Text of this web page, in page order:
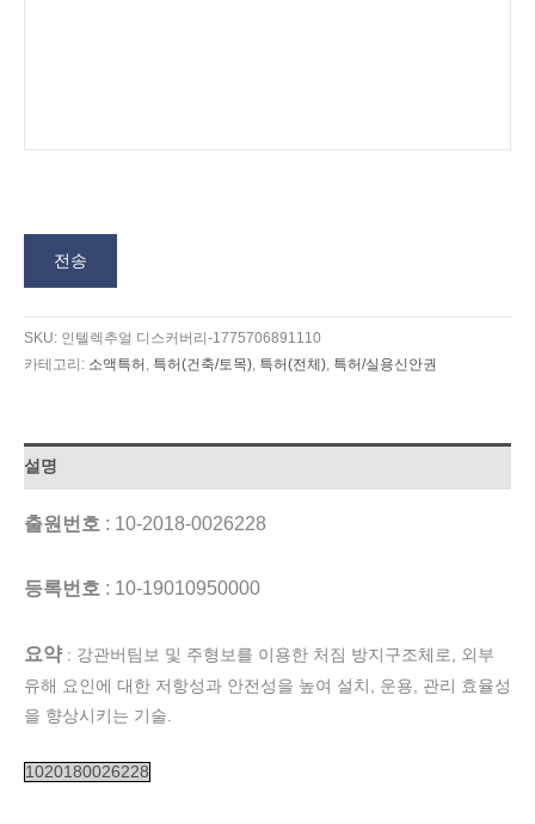
전송
SKU: 인텔렉추얼 디스커버리-1775706891110
카테고리: 소액특허 , 특허(건축/토목), 특허(전체), 특허/실용신안권
설명
출원번호 : 10-2018-0026228
등록번호 : 10-19010950000
요약 : 강관버팀보 및 주형보를 이용한 처짐 방지구조체로, 외부
유해 요인에 대한 저항성과 안전성을 높여 설치, 운용, 관리 효율성
을 향상시키는 기술.
1020180026228